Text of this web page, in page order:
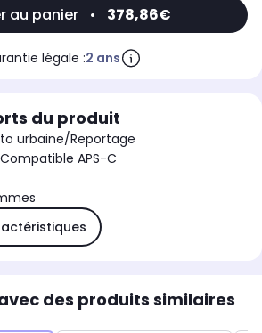
au panier • 378,86€
légale :2 ans
du produit
urbaine/Reportage
APS-C
des produits similaires